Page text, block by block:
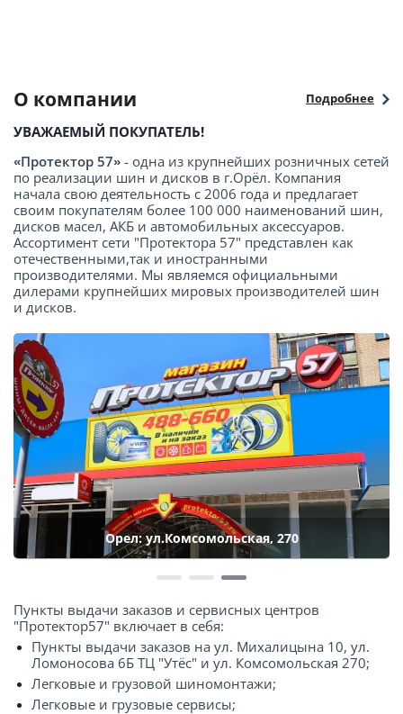
О компании Подробнее
Орел: ул.Комсомольская, 270
УВАЖАЕМЫЙ ПОКУПАТЕЛЬ!
«Протектор 57» - одна из крупнейших розничных сетей
по реализации шин и дисков в г.Орёл. Компания
начала свою деятельность с 2006 года и предлагает
своим покупателям более 100 000 наименований шин,
дисков масел, АКБ и автомобильных аксессуаров.
Ассортимент сети "Протектора 57" представлен как
отечественными,так и иностранными
производителями. Мы являемся официальными
дилерами крупнейших мировых производителей шин
и дисков.
Пункты выдачи заказов и сервисных центров
"Протектор57" включает в себя:
Пункты выдачи заказов на ул. Михалицына 10, ул.
Ломоносова 6Б ТЦ "Утёс" и ул. Комсомольская 270;
Легковые и грузовой шиномонтажи;
Легковые и грузовые сервисы;